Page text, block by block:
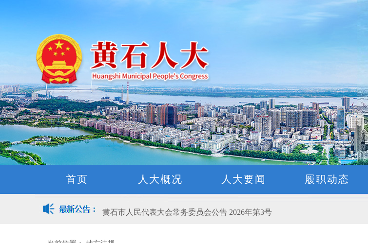
首页 人大概况 人大要闻 履职动态
黄石市人民代表大会常务委员会公告(2026年第4号)
关于征集立法工作规划（2027年—2031年）和2027年立法计划建议项目的公告
关于征求《黄石市停车场建设管理条例 （草案三审稿）》意见、建议的公告
公开征集“扩大内需大力提振消费”社会意见建议的公告
黄石市人民代表大会常务委员会公告 2026年第3号
黄石市人民代表大会常务委员会公告 2026年第2号